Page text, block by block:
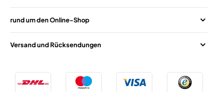
rund um den Online-Shop
Versand und Rücksendungen